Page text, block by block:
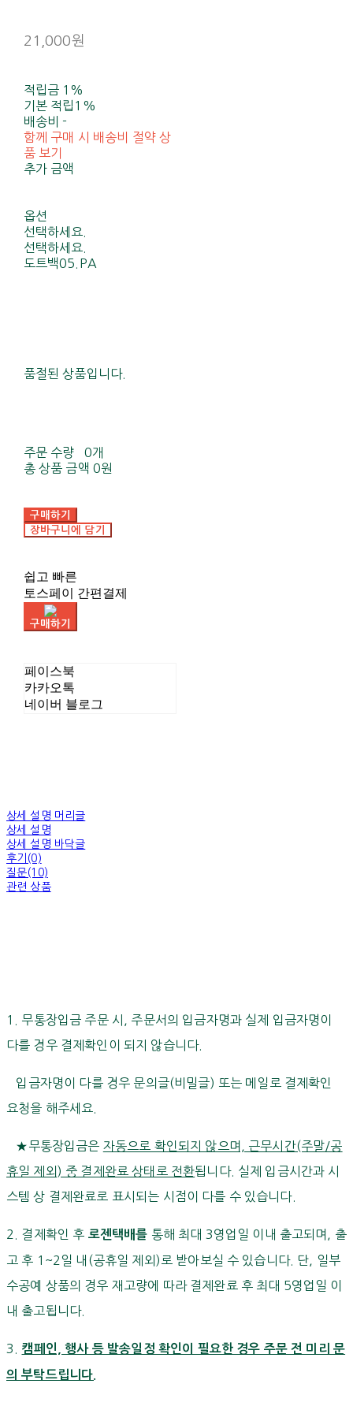
21,000원
적립금 1%
기본 적립 1%
배송비-
함께 구매 시 배송비 절약 상
품 보기
추가 금액
옵션
선택하세요.
선택하세요.
도트백05.PA
품절된 상품입니다.
주문 수량
0개
총 상품 금액 0원
구매하기
장바구니에 담기
쉽고 빠른
토스페이 간편결제
구매하기
페이스북
카카오톡
네이버 블로그
상세 설명 머리글
상세 설명
상세 설명 바닥글
후기(0)
질문(10)
관련 상품
1. 무통장입금 주문 시, 주문서의 입금자명과 실제 입금자명이
다를 경우 결제확인이 되지 않습니다.
입금자명이 다를 경우 문의글(비밀글) 또는 메일로 결제확인
요청을 해주세요.
★무통장입금은 자동으로 확인되지 않으며, 근무시간(주말/공
휴일 제외) 중 결제완료 상태로 전환됩니다. 실제 입금시간과 시
스템 상 결제완료로 표시되는 시점이 다를 수 있습니다.
2. 결제확인 후 로젠택배를 통해 최대 3영업일 이내 출고되며, 출
고 후 1~2일 내(공휴일 제외)로 받아보실 수 있습니다. 단, 일부
수공예 상품의 경우 재고량에 따라 결제완료 후 최대 5영업일 이
내 출고됩니다.
3. 캠페인, 행사 등 발송일정 확인이 필요한 경우 주문 전 미리 문
의 부탁드립니다.